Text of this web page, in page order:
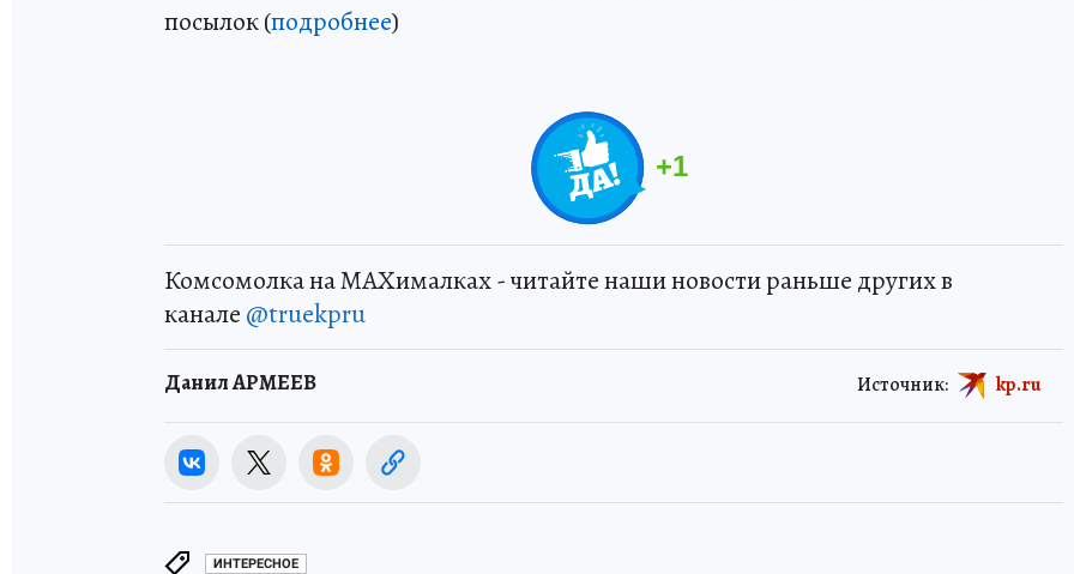
посылок (подробнее)
+1
Комсомолка на MAXималках - читайте наши новости раньше других в
канале @truekpru
Данил АРМЕЕВ Источник: kp.ru
ИНТЕРЕСНОЕ